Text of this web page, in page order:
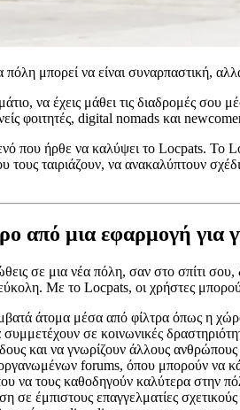
μπορεί να είναι συναρπαστική,
να έχεις μάθει τις διαδρομές σου
φοιτητές, digital nomads και
που ήρθε να καλύψει το Locpats. Το
τους ταιριάζουν, να ανακαλύπτουν
από μια εφαρμογή για
σε μια νέα πόλη, σαν στο σπίτι
Με το Locpats, οι χρήστες
άτομα μέσα από φίλτρα όπως η
σε κοινωνικές
και να γνωρίζουν άλλους
forums, όπου μπορούν να
να τους καθοδηγούν καλύτερα στην
σε έμπιστους επαγγελματίες